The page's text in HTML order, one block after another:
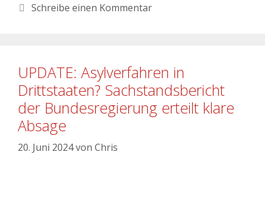
Schreibe einen Kommentar
UPDATE: Asylverfahren in
Drittstaaten? Sachstandsbericht
der Bundesregierung erteilt klare
Absage
20. Juni 2024von Chris